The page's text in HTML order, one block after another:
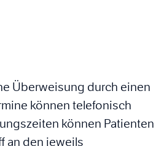
Überweisung durch einen
können telefonisch
können Patienten
an den jeweils